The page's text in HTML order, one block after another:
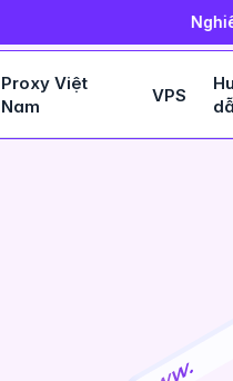
Sử dụng
Proxy Việt
Nam
VPS